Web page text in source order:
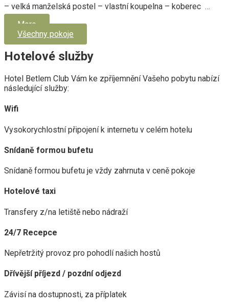
– velká manželská postel – vlastní koupelna – koberec …
More
Všechny pokoje
Hotelové služby
Hotel Betlem Club Vám ke zpříjemnění Vašeho pobytu nabízí
následující služby:
Wifi
Vysokorychlostní připojení k internetu v celém hotelu
Snídaně formou bufetu
Snídaně formou bufetu je vždy zahrnuta v ceně pokoje
Hotelové taxi
Transfery z/na letiště nebo nádraží
24/7 Recepce
Nepřetržitý provoz pro pohodlí našich hostů
Dřívější příjezd / pozdní odjezd
Závisí na dostupnosti, za příplatek